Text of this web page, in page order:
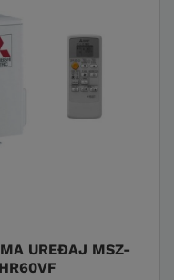
UREĐAJ MSZ-